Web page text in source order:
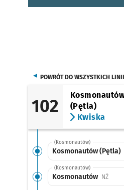
POWRÓT DO WSZYSTKICH LINII
102
(Pętla)
Kwiska
(Kosmonautów)
Kosmonautów (Pętla)
(Kosmonautów)
Kosmonautów NŻ